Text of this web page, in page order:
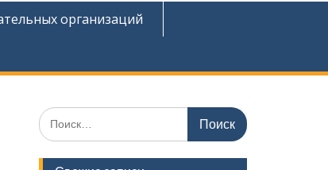
организаций
Поиск
по: